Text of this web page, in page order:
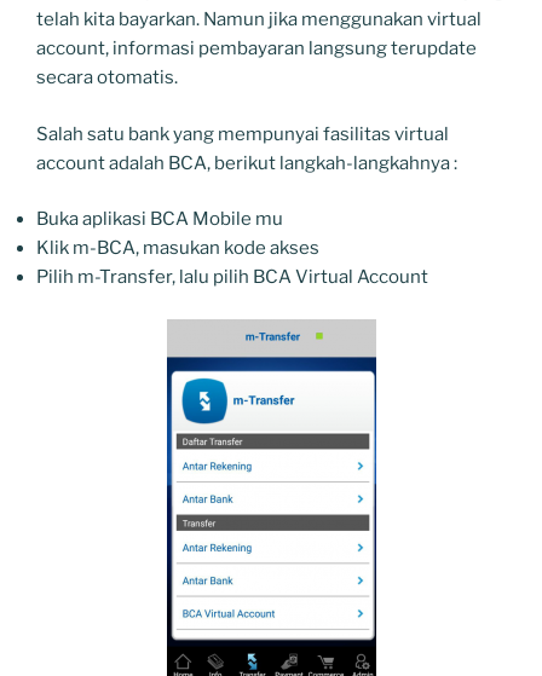
telah kita bayarkan. Namun jika menggunakan virtual
account, informasi pembayaran langsung terupdate
secara otomatis.
Salah satu bank yang mempunyai fasilitas virtual
account adalah BCA, berikut langkah-langkahnya :
Buka aplikasi BCA Mobile mu
Klik m-BCA, masukan kode akses
Pilih m-Transfer, lalu pilih BCA Virtual Account